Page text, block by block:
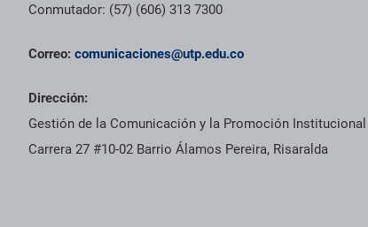
Conmutador: (57) (606) 313 7300
Correo: comunicaciones@utp.edu.co
Dirección:
Gestión de la Comunicación y la Promoción Institucional
Carrera 27 #10-02 Barrio Álamos Pereira, Risaralda